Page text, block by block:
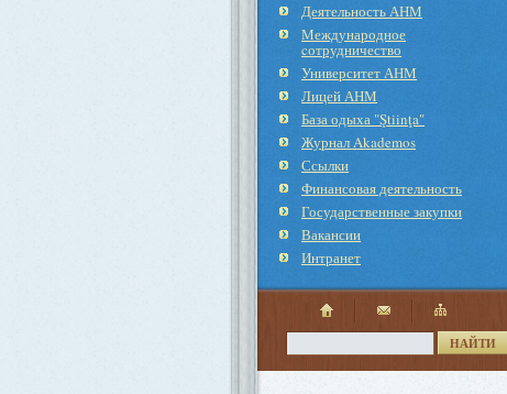
Деятельность АНМ
Международное
cотрудничество
Университет АНМ
Лицей АНМ
База одыха "Ştiinţa"
Журнал Akademos
Ссылки
Финансовая деятельность
Государственные закупки
Вакансии
Интранет
НАЙТИ